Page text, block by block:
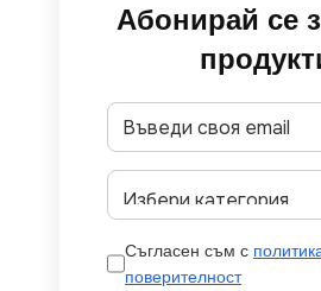
Абонирай се
Съгласен съм с
поверителност